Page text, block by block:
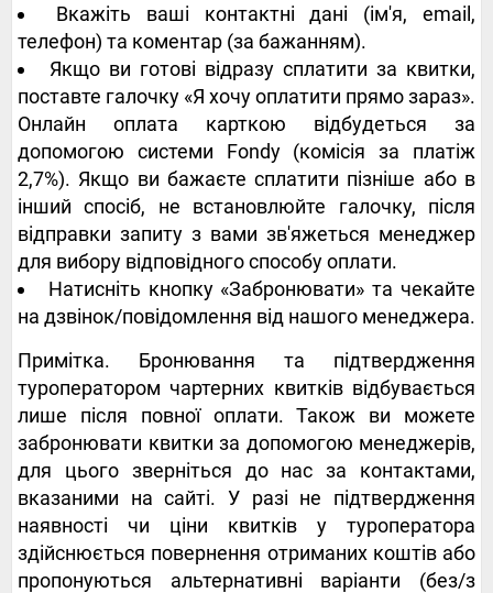
Вкажіть ваші контактні дані (ім'я, email,
телефон) та коментар (за бажанням).
Якщо ви готові відразу сплатити за квитки,
поставте галочку «Я хочу оплатити прямо зараз».
Онлайн оплата карткою відбудеться за
допомогою системи Fondy (комісія за платіж
2,7%). Якщо ви бажаєте сплатити пізніше або в
інший спосіб, не встановлюйте галочку, після
відправки запиту з вами зв'яжеться менеджер
для вибору відповідного способу оплати.
Натисніть кнопку «Забронювати» та чекайте
на дзвінок/повідомлення від нашого менеджера.
Примітка. Бронювання та підтвердження
туроператором чартерних квитків відбувається
лише після повної оплати. Також ви можете
забронювати квитки за допомогою менеджерів,
для цього зверніться до нас за контактами,
вказаними на сайті. У разі не підтвердження
наявності чи ціни квитків у туроператора
здійснюється повернення отриманих коштів або
пропонуються альтернативні варіанти (без/з